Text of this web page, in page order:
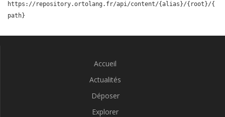
https://repository.ortolang.fr/api/content/{alias}/{root}/{
path}
Accueil
Actualités
Déposer
Explorer